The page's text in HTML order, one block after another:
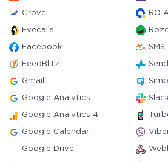
Crove RO
Evecalls
Facebook SMS
FeedBlitz
Gmail
Google Analytics
Google Analytics 4
Google Calendar
Google Drive